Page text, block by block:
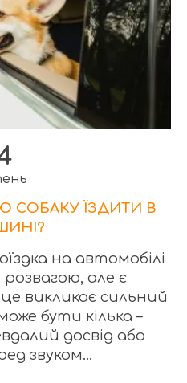
СОБАКУ ЇЗДИТИ В
на автомобілі
але є
викликає сильний
бути кілька –
досвід або
звуком...